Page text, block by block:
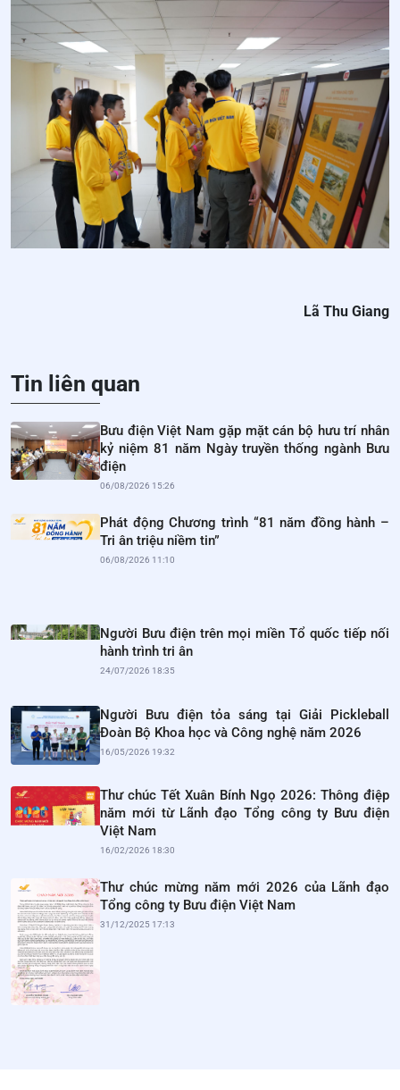
Lã Thu Giang
Tin liên quan
Bưu điện Việt Nam gặp mặt cán bộ hưu trí nhân
kỷ niệm 81 năm Ngày truyền thống ngành Bưu
điện
06/08/2026 15:26
Phát động Chương trình “81 năm đồng hành –
Tri ân triệu niềm tin”
06/08/2026 11:10
Người Bưu điện trên mọi miền Tổ quốc tiếp nối
hành trình tri ân
24/07/2026 18:35
Người Bưu điện tỏa sáng tại Giải Pickleball
Đoàn Bộ Khoa học và Công nghệ năm 2026
16/05/2026 19:32
Thư chúc Tết Xuân Bính Ngọ 2026: Thông điệp
năm mới từ Lãnh đạo Tổng công ty Bưu điện
Việt Nam
16/02/2026 18:30
Thư chúc mừng năm mới 2026 của Lãnh đạo
Tổng công ty Bưu điện Việt Nam
31/12/2025 17:13